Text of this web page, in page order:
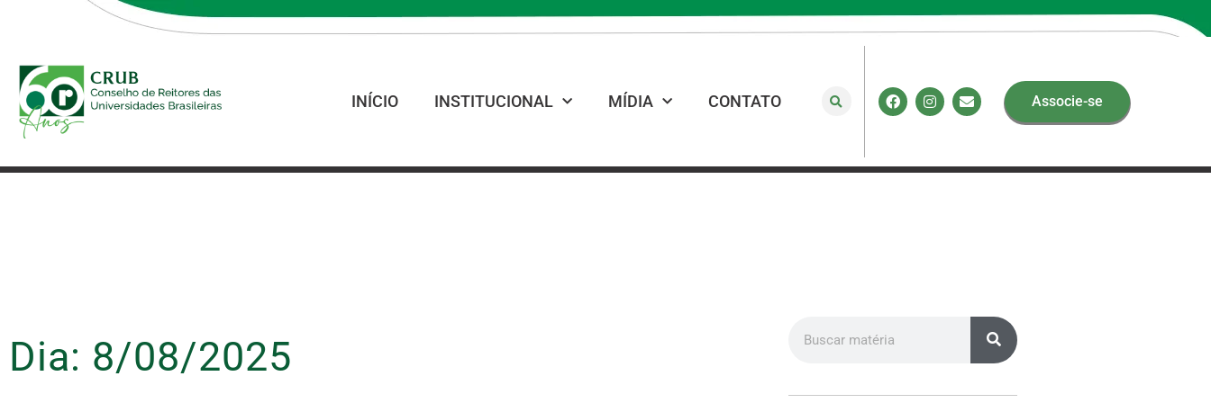
INÍCIO INSTITUCIONAL MÍDIA CONTATO Associe-se
Dia: 8/08/2025